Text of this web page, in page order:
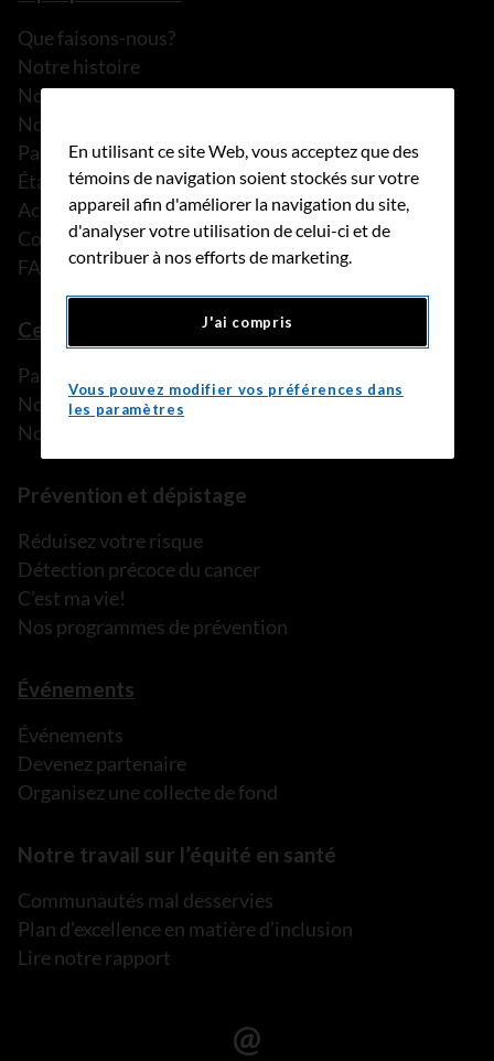
Que faisons-nous?
Notre histoire
Nos histoires
Notre équipe
Partenariats
États financiers
Actualités
Communiqués de presse
FAQ
Ce que nous pouvons faire
Parler à une personne de confiance
Nos programmes et services
Nos ressources
Prévention et dépistage
Réduisez votre risque
Détection précoce du cancer
C’est ma vie!
Nos programmes de prévention
Événements
Événements
Devenez partenaire
Organisez une collecte de fond
Notre travail sur l’équité en santé
Communautés mal desservies
Plan d’excellence en matière d’inclusion
Lire notre rapport
En utilisant ce site Web, vous acceptez que des
témoins de navigation soient stockés sur votre
appareil afin d'améliorer la navigation du site,
d'analyser votre utilisation de celui-ci et de
contribuer à nos efforts de marketing.
J'ai compris
Vous pouvez modifier vos préférences dans
les paramètres